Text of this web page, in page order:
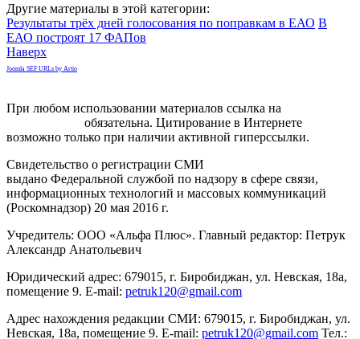
Другие материалы в этой категории:
Результаты трёх дней голосования по поправкам в ЕАО В
ЕАО построят 17 ФАПов
Наверх
Joomla SEF URLs by Artio
При любом использовании материалов ссылка на
обязательна. Цитирование в Интернете
возможно только при наличии активной гиперссылки.
Свидетельство о регистрации СМИ
выдано Федеральной службой по надзору в сфере связи,
информационных технологий и массовых коммуникаций
(Роскомнадзор) 20 мая 2016 г.
Учредитель: ООО «Альфа Плюс». Главный редактор: Петрук
Александр Анатольевич
Юридический адрес: 679015, г. Биробиджан, ул. Невская, 18а,
помещение 9. E-mail: petruk120@gmail.com
Адрес нахождения редакции СМИ: 679015, г. Биробиджан, ул.
Невская, 18а, помещение 9. E-mail: petruk120@gmail.com Тел.: